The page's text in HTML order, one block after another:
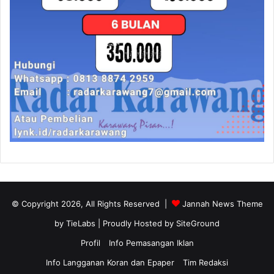
© Copyright 2026, All Rights Reserved |
Jannah News Theme
by TieLabs | Proudly Hosted by SiteGround
Profil
Info Pemasangan Iklan
Info Langganan Koran dan Epaper
Tim Redaksi